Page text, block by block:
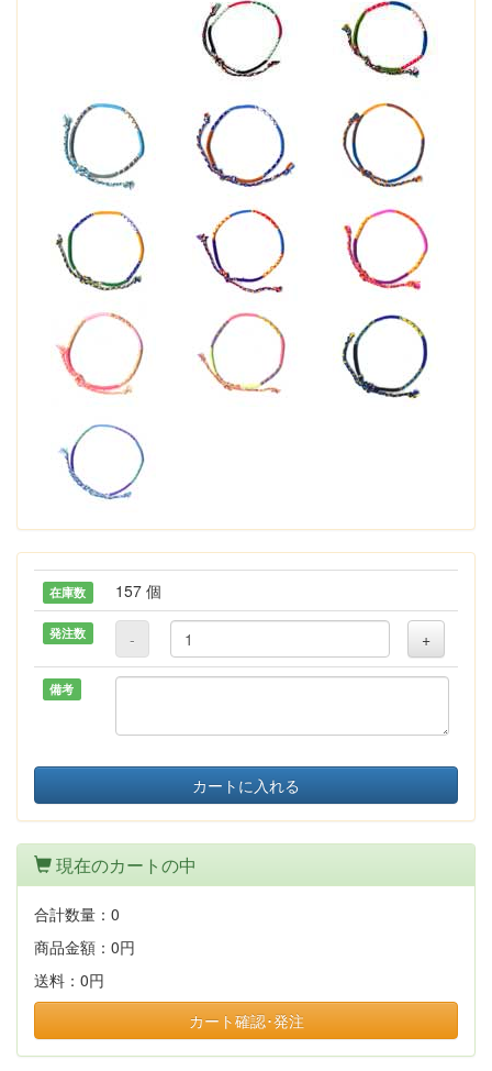
在庫数 157 個
発注数 - +
備考
カートに入れる
現在のカートの中
合計数量： 0
商品金額： 0円
送料： 0円
カート確認･発注